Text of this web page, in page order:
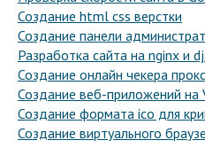
Создание html css верстки
Создание панели
Разработка сайта на nginx и
Создание онлайн чекера
Создание веб-приложений
Создание формата ico для
Создание виртуального